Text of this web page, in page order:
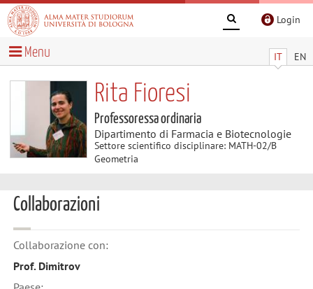
Login
IT EN
Menu
Rita Fioresi
Professoressa ordinaria
Dipartimento di Farmacia e Biotecnologie
Settore scientifico disciplinare: MATH-02/B
Geometria
Collaborazioni
Collaborazione con:
Prof. Dimitrov